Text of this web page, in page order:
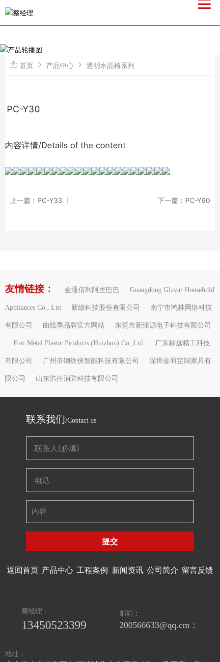
首页 产品中心 透明水晶椅系列
PC-Y30
内容详情/Details of the content
上一篇：PC-Y33 下一篇：PC-Y60
友情链接： 金通佰利阿里巴巴 Guangdong Gluvar Household
Appliances Co., Ltd 新綠科技股份有限公司 南宁市鸿林网络科技
有限公司 曲线季品牌官方网站 东莞市新绿源电子科技有限公司
Fort Metal Plastic Products (Huizhou) Co.,Ltd. 广东标远精工科技
有限公司 广州市钢铁侠智能科技有限公司 深圳金羽定制家具有
限公司 山东浩仟消防科技有限公司
联系我们/Contact us
提交
返回首页 产品中心 工程案例 新闻资讯 公司简介 留言反馈
蔡经理：
13450523399
邮箱：
200566633@qq.cm：
地址：